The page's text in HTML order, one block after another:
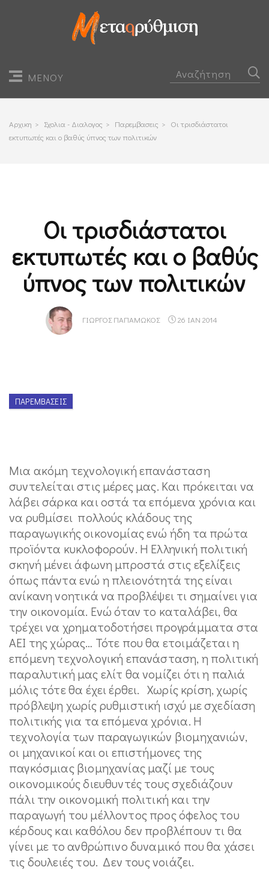
ΜΕΝΟΥ
Αρχικη > Σχολια - Διαλογος > Παρεμβασεις > Οι τρισδιάστατοι
εκτυπωτές και ο βαθύς ύπνος των πολιτικών
Οι τρισδιάστατοι
εκτυπωτές και ο βαθύς
ύπνος των πολιτικών
ΓΙΏΡΓΟΣ ΠΑΠΑΜΏΚΟΣ 26 ΙΑΝ 2014
ΠΑΡΕΜΒΆΣΕΙΣ
Μια ακόμη τεχνολογική επανάσταση
συντελείται στις μέρες μας. Και πρόκειται να
λάβει σάρκα και οστά τα επόμενα χρόνια και
να ρυθμίσει πολλούς κλάδους της
παραγωγικής οικονομίας ενώ ήδη τα πρώτα
προϊόντα κυκλοφορούν. Η Ελληνική πολιτική
σκηνή μένει άφωνη μπροστά στις εξελίξεις
όπως πάντα ενώ η πλειονότητά της είναι
ανίκανη νοητικά να προβλέψει τι σημαίνει για
την οικονομία. Ενώ όταν το καταλάβει, θα
τρέχει να χρηματοδοτήσει προγράμματα στα
ΑΕΙ της χώρας… Τότε που θα ετοιμάζεται η
επόμενη τεχνολογική επανάσταση, η πολιτική
παραλυτική μας ελίτ θα νομίζει ότι η παλιά
μόλις τότε θα έχει έρθει. Χωρίς κρίση, χωρίς
πρόβλεψη χωρίς ρυθμιστική ισχύ με σχεδίαση
πολιτικής για τα επόμενα χρόνια. Η
τεχνολογία των παραγωγικών βιομηχανιών,
οι μηχανικοί και οι επιστήμονες της
παγκόσμιας βιομηχανίας μαζί με τους
οικονομικούς διευθυντές τους σχεδιάζουν
πάλι την οικονομική πολιτική και την
παραγωγή του μέλλοντος προς όφελος του
κέρδους και καθόλου δεν προβλέπουν τι θα
γίνει με το ανθρώπινο δυναμικό που θα χάσει
τις δουλειές του. Δεν τους νοιάζει.